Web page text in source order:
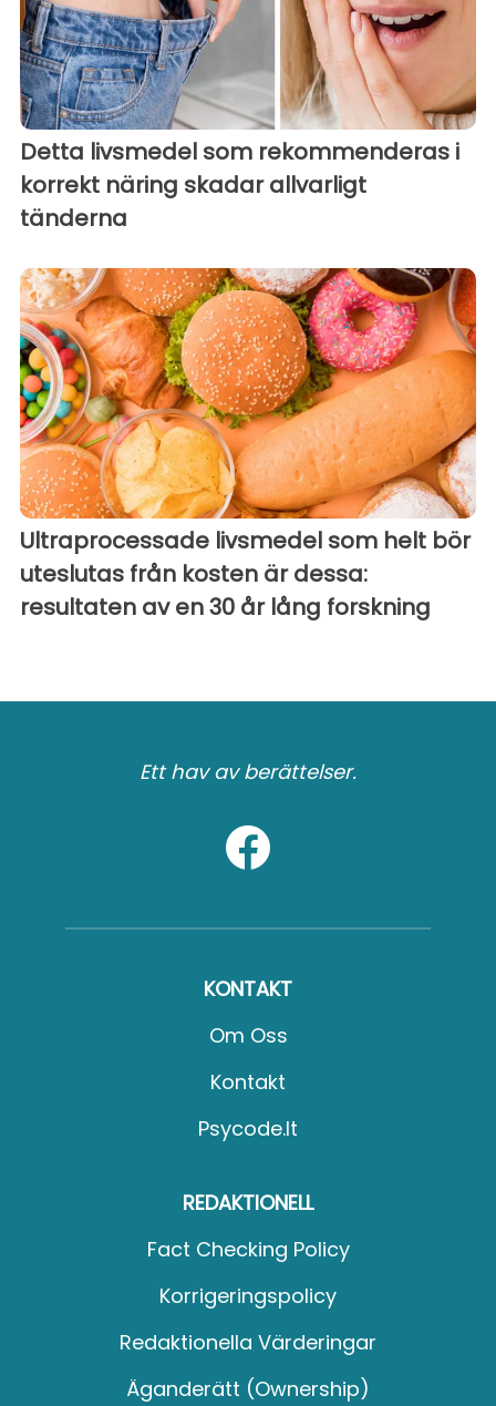
Detta livsmedel som rekommenderas i
korrekt näring skadar allvarligt
tänderna
Ultraprocessade livsmedel som helt bör
uteslutas från kosten är dessa:
resultaten av en 30 år lång forskning
Ett hav av berättelser.
KONTAKT
Om Oss
Kontakt
Psycode.it
REDAKTIONELL
Fact Checking Policy
Korrigeringspolicy
Redaktionella Värderingar
Äganderätt (Ownership)